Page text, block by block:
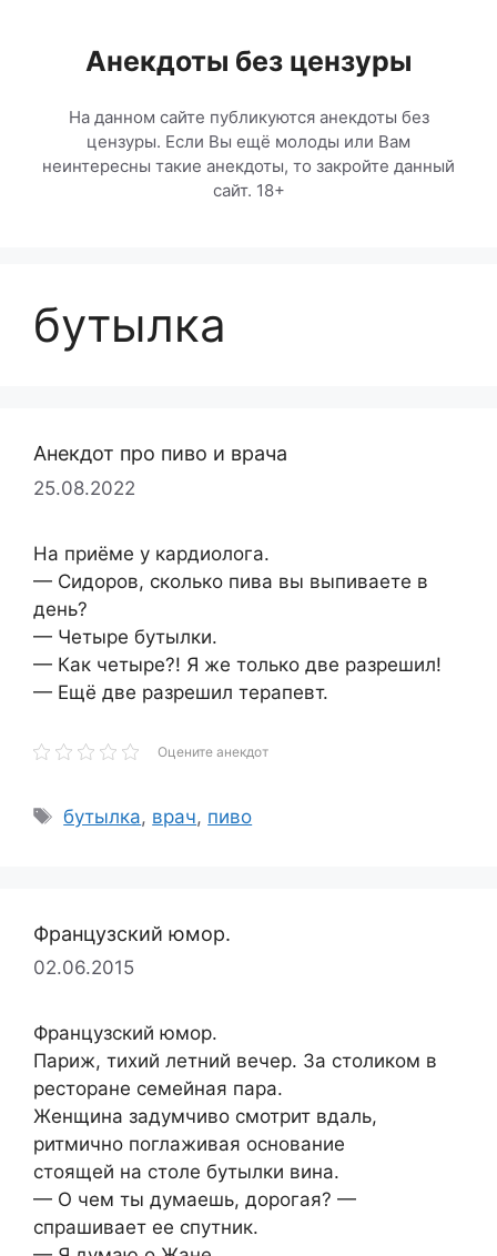
содержимомуАнекдоты без цензуры
На данном сайте публикуются анекдоты без
цензуры. Если Вы ещё молоды или Вам
неинтересны такие анекдоты, то закройте данный
сайт. 18+
бутылка
Анекдот про пиво и врача
25.08.2022
На приёме у кардиолога.
— Сидоров, сколько пива вы выпиваете в
день?
— Четыре бутылки.
— Как четыре?! Я же только две разрешил!
— Ещё две разрешил терапевт.
Оцените анекдот
Метки
бутылка, врач, пиво
Французский юмор.
02.06.2015
Французский юмор.
Париж, тихий летний вечер. За столиком в
ресторане семейная пара.
Женщина задумчиво смотрит вдаль,
ритмично поглаживая основание
стоящей на столе бутылки вина.
— О чем ты думаешь, дорогая? —
спрашивает ее спутник.